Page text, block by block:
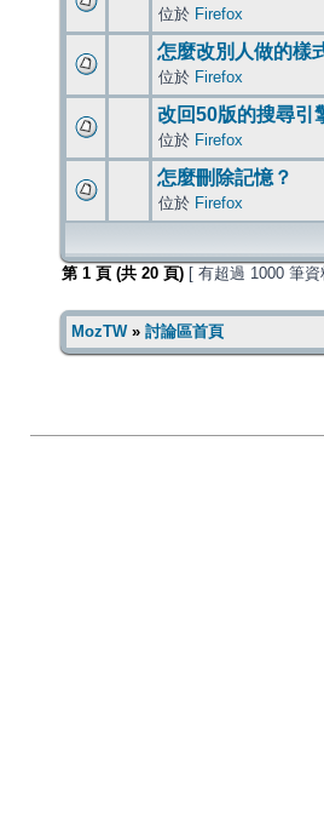
位於 Firefox
怎麼改別人做的樣
位於 Firefox
改回50版的搜尋引
位於 Firefox
怎麼刪除記憶？
位於 Firefox
第 1 頁 (共 20 頁) [ 有超過 1000 筆
MozTW» 討論區首頁